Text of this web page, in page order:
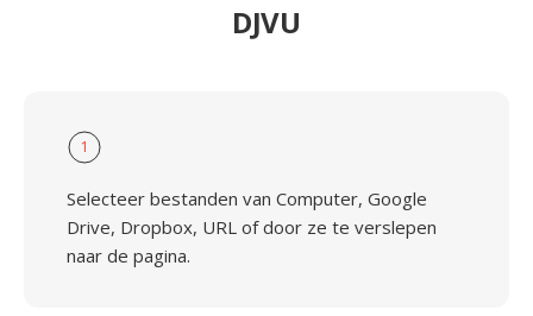
DJVU
1
Selecteer bestanden van Computer, Google
Drive, Dropbox, URL of door ze te verslepen
naar de pagina.